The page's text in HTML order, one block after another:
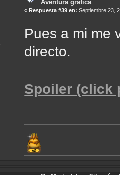
Aventura gráfica
«Respuesta #39 en: Septiembre 23,
Pues a mi me
directo.
Spoiler (click